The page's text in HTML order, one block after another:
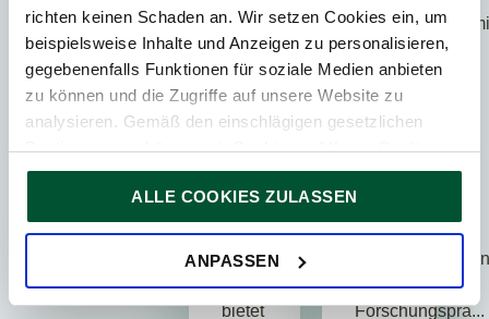
richten keinen Schaden an. Wir setzen Cookies ein, um
beispielsweise Inhalte und Anzeigen zu personalisieren,
gegebenenfalls Funktionen für soziale Medien anbieten
zu können und die Zugriffe auf unsere Website zu
analysieren. Gemäß den einschlägigen gesetzlichen
Bestimmungen können wir Cookies auf Ihrem Gerät
speichern, wenn diese für den Betrieb unserer Website
unbedingt notwendig sind. Für alle anderen Cookie-Typen
ersuchen wir um Ihre Einwilligung.
Sie können Ihre Einwilligung jederzeit in der
ALLE COOKIES ZULASSEN
ANPASSEN
Restrukturierungs-
und
Sanierungsberatung
Risikomanagement
und
Compliance
das
österreichische
Steuerrecht!
Die
Broschüre
„Das
der
Steuern
Österreich
2026“
bietet
(FoPR
2025)
in
Begutachtung
geschickt.
fanden
sich
zur
Forschungsprä...